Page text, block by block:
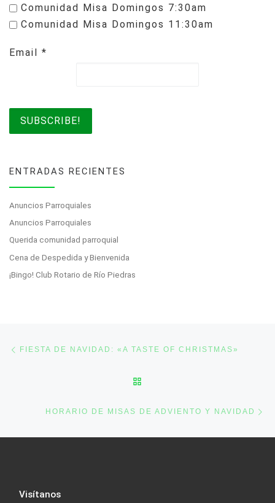
Comunidad Misa Domingos 7:30am
Comunidad Misa Domingos 11:30am
Email *
ENTRADAS RECIENTES
Anuncios Parroquiales
Anuncios Parroquiales
Querida comunidad parroquial
Cena de Despedida y Bienvenida
¡Bingo! Club Rotario de Río Piedras
Post navigation
FIESTA DE NAVIDAD: «A TASTE OF CHRISTMAS»
HORARIO DE MISAS DE ADVIENTO Y NAVIDAD
Visítanos